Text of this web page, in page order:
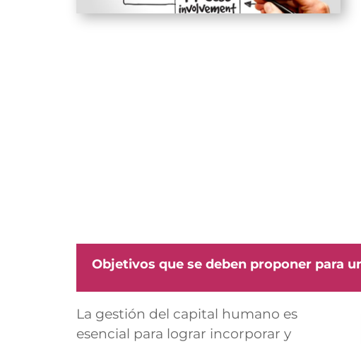
Objetivos que se deben proponer para
La gestión del capital humano es
esencial para lograr incorporar y